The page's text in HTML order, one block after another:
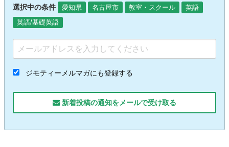
選択中の条件 愛知県 名古屋市 教室・スクール
英語
英語/基礎英語
ジモティーメルマガにも登録する
新着投稿の通知をメールで受け取る